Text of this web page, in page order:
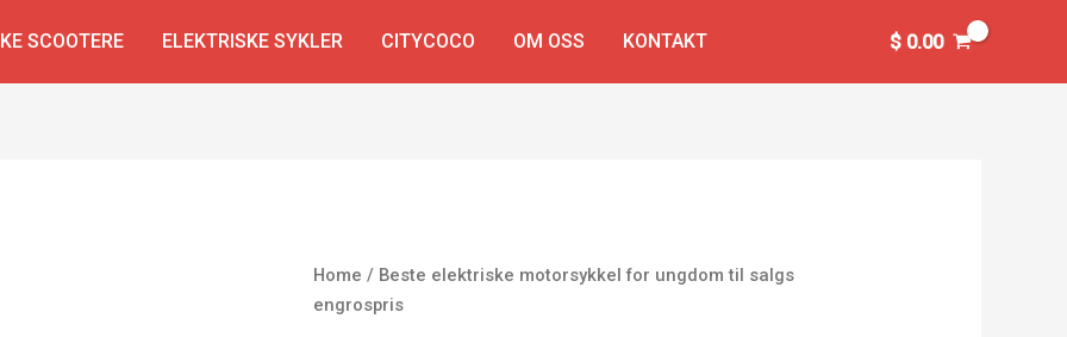
SCOOTERE ELEKTRISKE SYKLER CITYCOCO OM OSS KONTAKT $0.00
Home / Beste elektriske motorsykkel for ungdom til salgs
engrospris